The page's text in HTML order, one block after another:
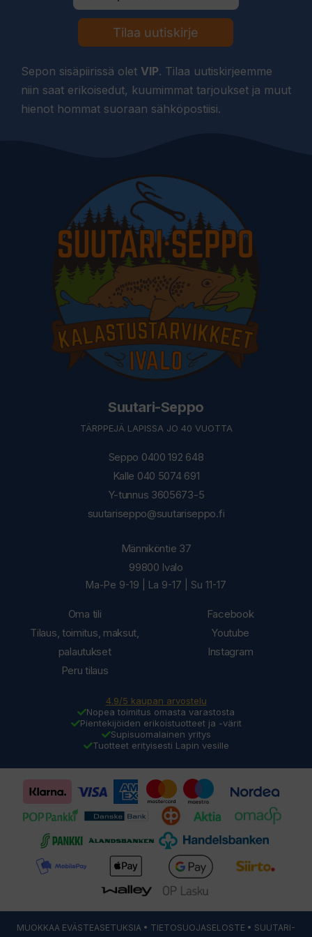
Tilaa uutiskirje
Sepon sisäpiirissä olet VIP. Tilaa uutiskirjeemme
niin saat erikoisedut, kuumimmat tarjoukset ja muut
hienot hommat suoraan sähköpostiisi.
Suutari-Seppo
TÄRPPEJÄ LAPISSA JO 40 VUOTTA
Seppo 0400 192 648
Kalle 040 5074 691
Y-tunnus 3605673-5
suutariseppo@suutariseppo.fi
Oma tili
Tilaus, toimitus, maksut,
palautukset
Peru tilaus
Männiköntie 37
99800 Ivalo
Ma-Pe 9-19 | La 9-17 | Su 11-17
Facebook
Youtube
Instagram
4.9/5 kaupan arvostelu
Nopea toimitus omasta varastosta
Pientekijöiden erikoistuotteet ja -värit
Supisuomalainen yritys
Tuotteet erityisesti Lapin vesille
MUOKKAA EVÄSTEASETUKSIA • TIETOSUOJASELOSTE • SUUTARI-